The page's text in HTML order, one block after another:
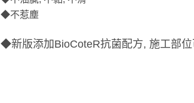
◆不惹塵
◆新版添加BioCoteR抗菌配方, 施工部位